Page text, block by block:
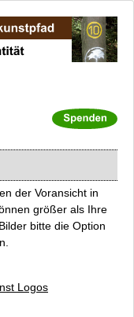
der Voransicht in
größer als Ihre
bitte die Option
Logos